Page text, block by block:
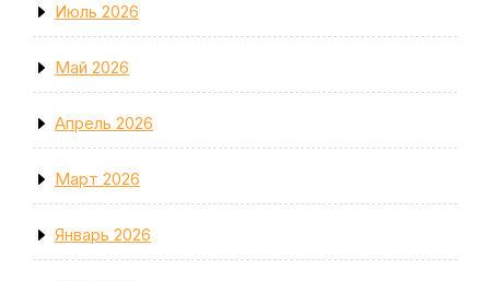
Июль 2026
Май 2026
Апрель 2026
Март 2026
Январь 2026